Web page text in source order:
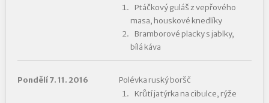
Ptáčkový guláš z vepřového
masa, houskové knedlíky
Bramborové placky s jablky,
bílá káva
Pondělí 7. 11. 2016
Polévka ruský boršč
Krůtí jatýrka na cibulce, rýže